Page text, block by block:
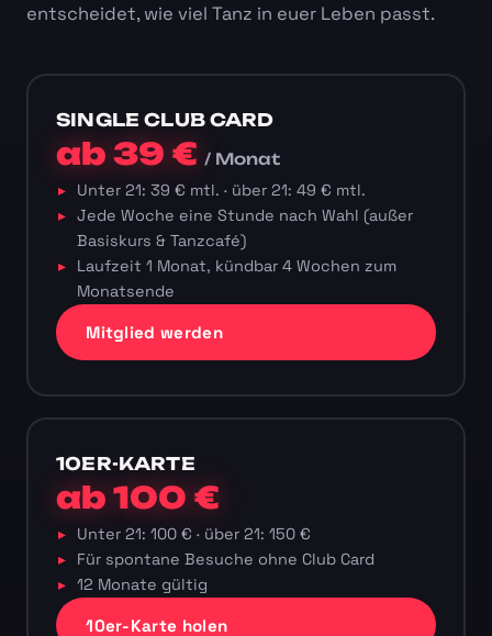
entscheidet, wie viel Tanz in euer Leben passt.
SINGLE CLUB CARD
ab 39 €/ Monat
Unter 21: 39 € mtl. · über 21: 49 € mtl.
Jede Woche eine Stunde nach Wahl (außer
Basiskurs & Tanzcafé)
Laufzeit 1 Monat, kündbar 4 Wochen zum
Monatsende
Mitglied werden
10ER-KARTE
ab 100 €
Unter 21: 100 € · über 21: 150 €
Für spontane Besuche ohne Club Card
12 Monate gültig
10er-Karte holen